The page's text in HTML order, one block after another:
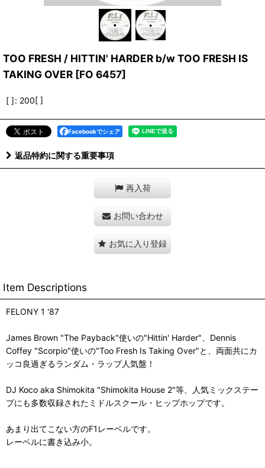
TOO FRESH / HITTIN' HARDER b/w TOO FRESH IS
TAKING OVER [FO 6457]
[ ]: 200[ ]
Facebookでシェア
返品特約に関する重要事項
再入荷
お問い合わせ
お気に入り登録
Item Descriptions
FELONY 1 '87
James Brown "The Payback"使いの"Hittin' Harder"、Dennis
Coffey "Scorpio"使いの"Too Fresh Is Taking Over"と、両面共にカ
ッコ良過ぎるランダム・ラップ人気盤！
DJ Koco aka Shimokita "Shimokita House 2"等、人気ミックステー
プにも多数収録されたミドルスクール・ヒップホップです。
あまり出てこない方のF1レーベルです。
レーベルに書き込み小。